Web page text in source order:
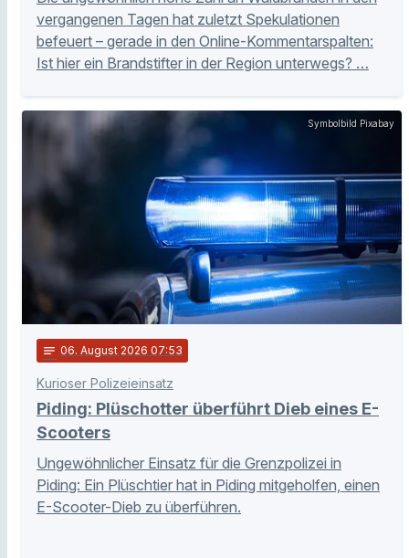
vergangenen Tagen hat zuletzt Spekulationen
befeuert – gerade in den Online-Kommentarspalten:
Ist hier ein Brandstifter in der Region unterwegs? …
Symbolbild Pixabay
notes 06. August 2026 07:53
Kurioser Polizeieinsatz
Piding: Plüschotter überführt Dieb eines E-
Scooters
Ungewöhnlicher Einsatz für die Grenzpolizei in
Piding: Ein Plüschtier hat in Piding mitgeholfen, einen
E-Scooter-Dieb zu überführen.